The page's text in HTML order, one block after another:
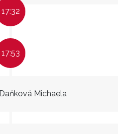
17:32
17:53
Daňková Michaela